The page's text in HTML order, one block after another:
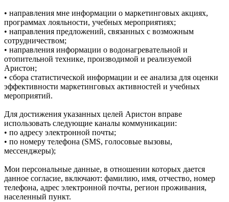
• направления мне информации о маркетинговых акциях,
программах лояльности, учебных мероприятиях;
• направления предложений, связанных с возможным
сотрудничеством;
• направления информации о водонагревательной и
отопительной технике, производимой и реализуемой
Аристон;
• сбора статистической информации и ее анализа для оценки
эффективности маркетинговых активностей и учебных
мероприятий.
Для достижения указанных целей Аристон вправе
использовать следующие каналы коммуникации:
• по адресу электронной почты;
• по номеру телефона (SMS, голосовые вызовы,
мессенджеры);
Мои персональные данные, в отношении которых дается
данное согласие, включают: фамилию, имя, отчество, номер
телефона, адрес электронной почты, регион проживания,
населенный пункт.